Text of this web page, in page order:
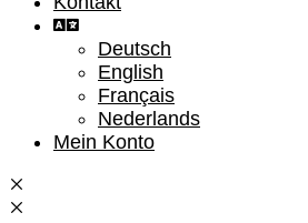
Deutsch
English
Français
Nederlands
Mein Konto